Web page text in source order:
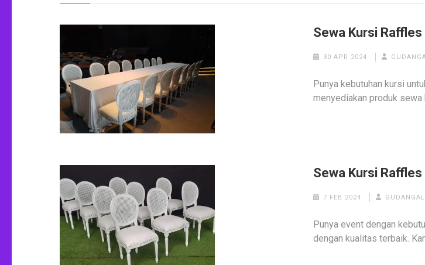
Sewa Kursi
30 APR 2024
Punya kebutuhan kursi
menyediakan produk sewa
Sewa Kursi
7 FEB 2024
Punya event dengan
dengan kualitas terbaik.